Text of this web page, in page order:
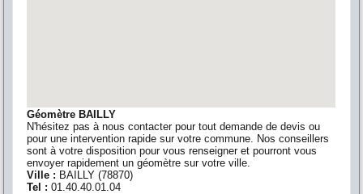
Géomètre BAILLY
N'hésitez pas à nous contacter pour tout demande de devis ou
pour une intervention rapide sur votre commune. Nos conseillers
sont à votre disposition pour vous renseigner et pourront vous
envoyer rapidement un géomètre sur votre ville.
Ville : BAILLY (78870)
Tel :01.40.40.01.04